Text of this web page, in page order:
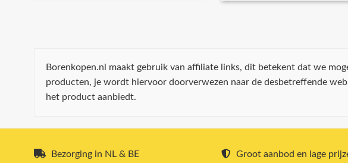
Borenkopen.nl maakt gebruik van affiliate links, dit betekent dat we
producten, je wordt hiervoor doorverwezen naar de desbetreffende
het product aanbiedt.
Bezorging in NL & BE Groot aanbod en lage